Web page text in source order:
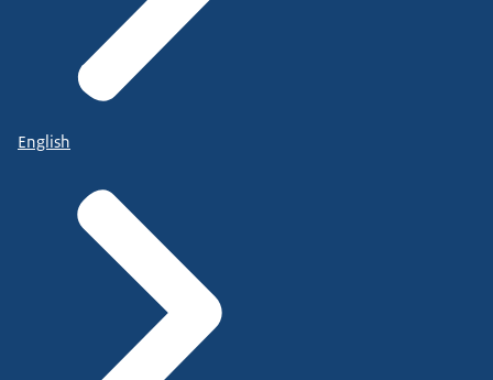
English